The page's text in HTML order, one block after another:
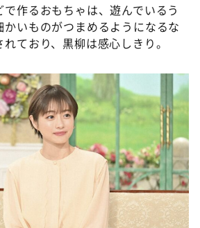
作るおもちゃは、遊んでいるう
いものがつまめるようになるな
ており、黒柳は感心しきり。